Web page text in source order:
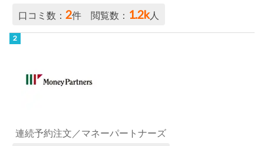
口コミ数：2件 閲覧数： 1.2k人
連続予約注文／マネーパートナーズ